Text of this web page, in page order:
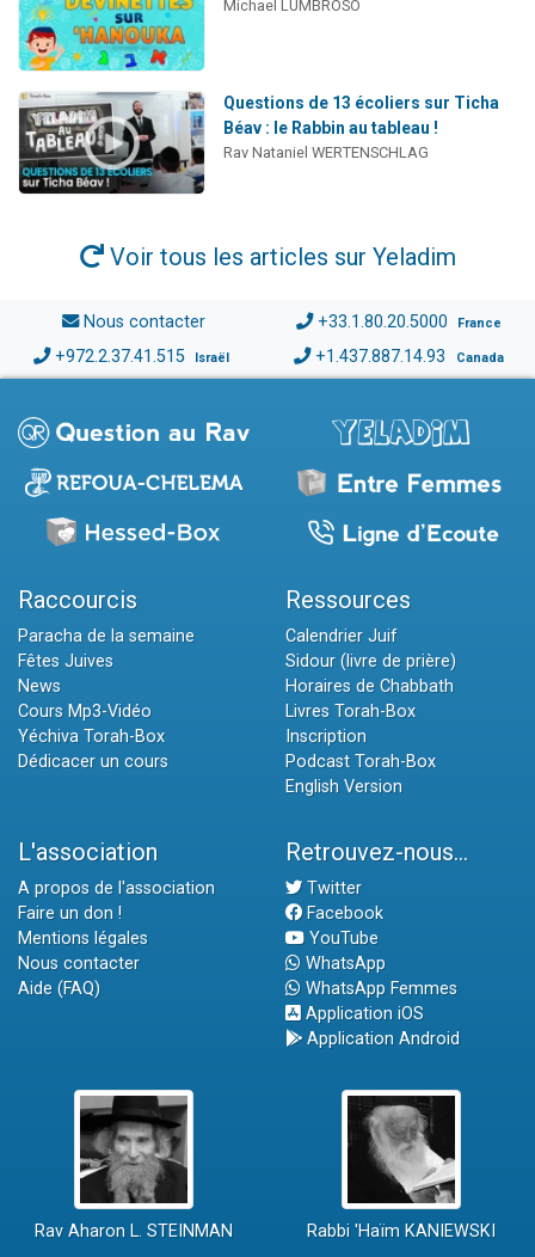
Michael LUMBROSO
Questions de 13 écoliers sur Ticha
Béav : le Rabbin au tableau !
Rav Nataniel WERTENSCHLAG
Voir tous les articles sur Yeladim
Nous contacter +33.1.80.20.5000 France
+972.2.37.41.515 Israël +1.437.887.14.93 Canada
Raccourcis
Paracha de la semaine
Fêtes Juives
News
Cours Mp3-Vidéo
Yéchiva Torah-Box
Dédicacer un cours
Ressources
Calendrier Juif
Sidour (livre de prière)
Horaires de Chabbath
Livres Torah-Box
Inscription
Podcast Torah-Box
English Version
L'association
A propos de l'association
Faire un don !
Mentions légales
Nous contacter
Aide (FAQ)
Retrouvez-nous...
Twitter
Facebook
YouTube
WhatsApp
WhatsApp Femmes
Application iOS
Application Android
Rav Aharon L. STEINMAN Rabbi 'Haïm KANIEWSKI